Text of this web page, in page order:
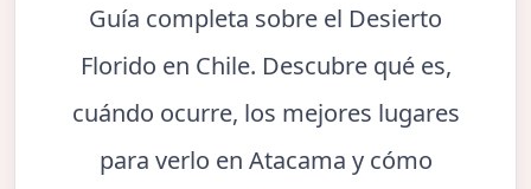
Guía completa sobre el Desierto
Florido en Chile. Descubre qué es,
cuándo ocurre, los mejores lugares
para verlo en Atacama y cómo